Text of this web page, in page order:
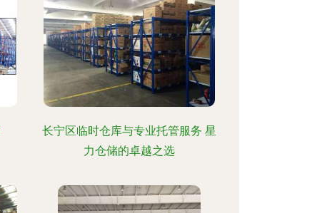
长宁区临时仓库与专业托管服务 星
力仓储的卓越之选